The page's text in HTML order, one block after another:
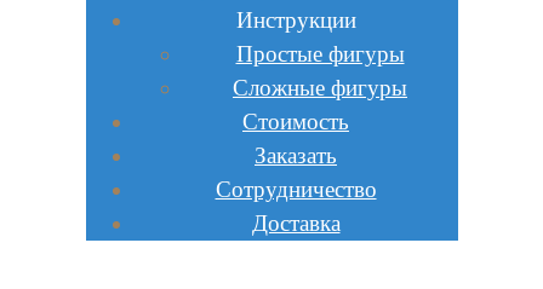
Инструкции
Простые фигуры
Сложные фигуры
Стоимость
Заказать
Сотрудничество
Доставка